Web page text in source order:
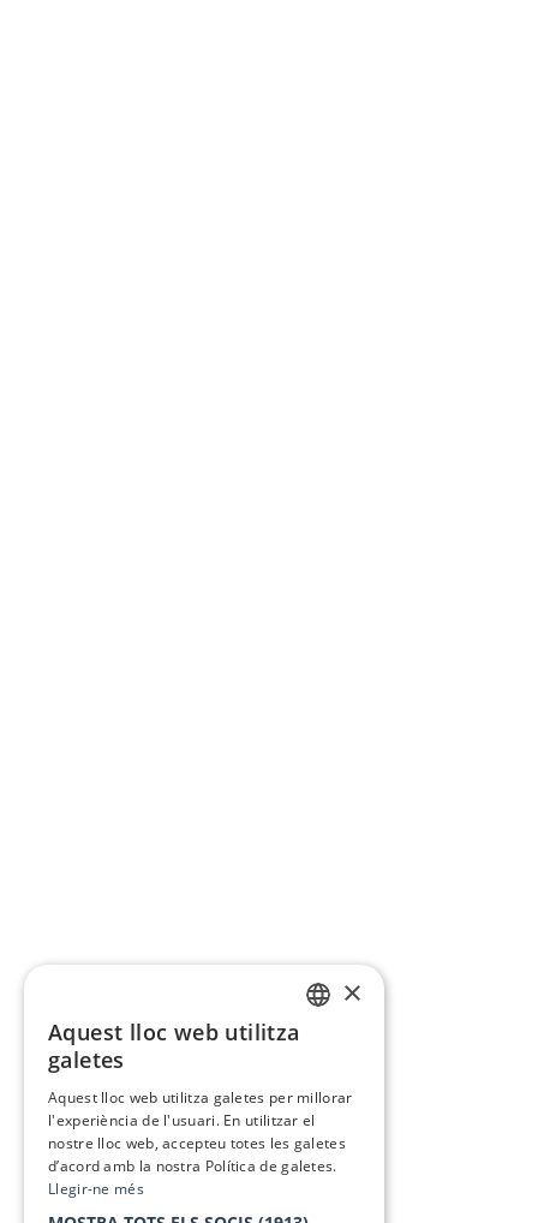
×
Aquest lloc web utilitza
galetes
Aquest lloc web utilitza galetes per millorar
l'experiència de l'usuari. En utilitzar el
nostre lloc web, accepteu totes les galetes
d’acord amb la nostra Política de galetes.
Llegir-ne més